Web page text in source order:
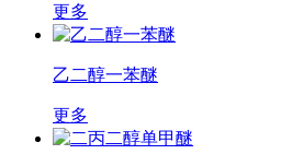
更多
乙二醇一苯醚
更多